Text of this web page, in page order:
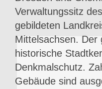
Verwaltungssitz
gebildeten
Mittelsachsen. Der
historische
Denkmalschutz.
Gebäude sind